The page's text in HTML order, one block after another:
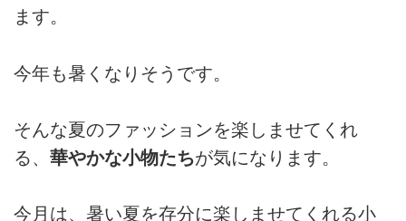
ます。
今年も暑くなりそうです。
そんな夏のファッションを楽しませてくれ
る、 華やかな小物たちが気になります。
今月は、暑い夏を存分に楽しませてくれる小